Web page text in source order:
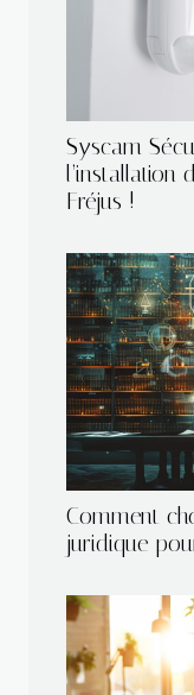
Syscam
l’installation
Fréjus !
Comment
juridique